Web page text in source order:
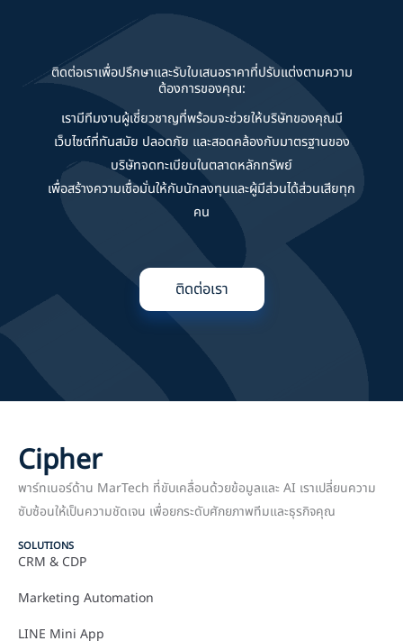
ติดต่อเราเพื่อปรึกษาและรับใบเสนอราคาที่ปรับแต่งตามความ
ต้องการของคุณ:
เรามีทีมงานผู้เชี่ยวชาญที่พร้อมจะช่วยให้บริษัทของคุณมี
เว็บไซต์ที่ทันสมัย ปลอดภัย และสอดคล้องกับมาตรฐานของ
บริษัทจดทะเบียนในตลาดหลักทรัพย์
เพื่อสร้างความเชื่อมั่นให้กับนักลงทุนและผู้มีส่วนได้ส่วนเสียทุก
คน
ติดต่อเรา
Cipher
พาร์ทเนอร์ด้าน MarTech ที่ขับเคลื่อนด้วยข้อมูลและ AI เราเปลี่ยนความ
ซับซ้อนให้เป็นความชัดเจน เพื่อยกระดับศักยภาพทีมและธุรกิจคุณ
SOLUTIONS
CRM & CDP
Marketing Automation
LINE Mini App